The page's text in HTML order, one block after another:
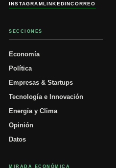
INSTAGRAMLINKEDINCORREO
SECCIONES
Economía
Política
Empresas & Startups
Tecnología e Innovación
Energía y Clima
Opinión
Datos
MIRADA ECONÓMICA